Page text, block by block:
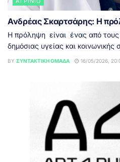
Ανδρέας Σκαρτσάρης: Η
Η πρόληψη είναι ένας από τους
δημόσιας υγείας και κοινωνικής
BY ΣΥΝΤΑΚΤΙΚΉ ΟΜΆΔΑ 16/05/2026,